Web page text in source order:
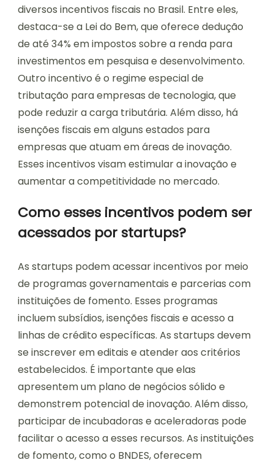
diversos incentivos fiscais no Brasil. Entre eles,
destaca-se a Lei do Bem, que oferece dedução
de até 34% em impostos sobre a renda para
investimentos em pesquisa e desenvolvimento.
Outro incentivo é o regime especial de
tributação para empresas de tecnologia, que
pode reduzir a carga tributária. Além disso, há
isenções fiscais em alguns estados para
empresas que atuam em áreas de inovação.
Esses incentivos visam estimular a inovação e
aumentar a competitividade no mercado.
Como esses incentivos podem ser
acessados por startups?
As startups podem acessar incentivos por meio
de programas governamentais e parcerias com
instituições de fomento. Esses programas
incluem subsídios, isenções fiscais e acesso a
linhas de crédito específicas. As startups devem
se inscrever em editais e atender aos critérios
estabelecidos. É importante que elas
apresentem um plano de negócios sólido e
demonstrem potencial de inovação. Além disso,
participar de incubadoras e aceleradoras pode
facilitar o acesso a esses recursos. As instituições
de fomento, como o BNDES, oferecem